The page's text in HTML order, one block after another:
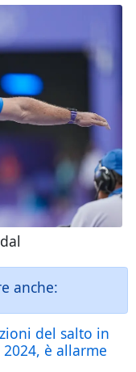
anche:
del salto in
è allarme